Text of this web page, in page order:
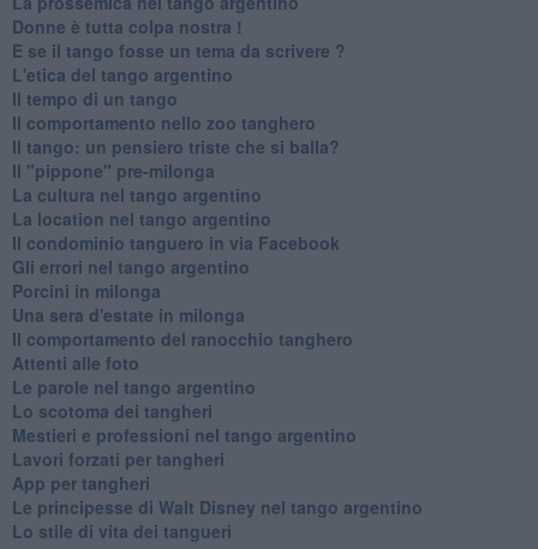
Donne è tutta colpa nostra !
E se il tango fosse un tema da scrivere ?
L'etica del tango argentino
Il tempo di un tango
Il comportamento nello zoo tanghero
Il tango: un pensiero triste che si balla?
Il "pippone" pre-milonga
La cultura nel tango argentino
La location nel tango argentino
Il condominio tanguero in via Facebook
Gli errori nel tango argentino
Porcini in milonga
Una sera d'estate in milonga
Il comportamento del ranocchio tanghero
Attenti alle foto
Le parole nel tango argentino
Lo scotoma dei tangheri
Mestieri e professioni nel tango argentino
Lavori forzati per tangheri
App per tangheri
Le principesse di Walt Disney nel tango argentino
Lo stile di vita dei tangueri